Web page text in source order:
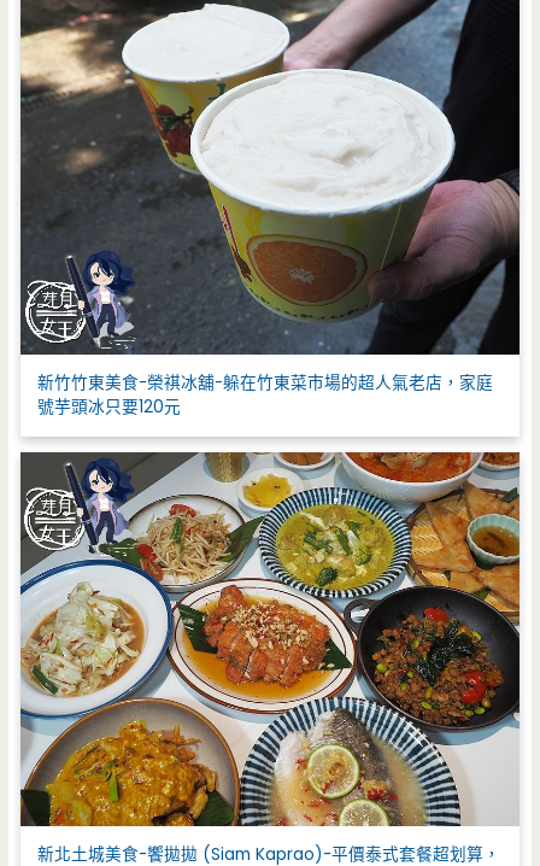
新竹竹東美食-榮祺冰舖-躲在竹東菜市場的超人氣老店，家庭
號芋頭冰只要120元
新北土城美食-饗拋拋 (Siam Kaprao)-平價泰式套餐超划算，